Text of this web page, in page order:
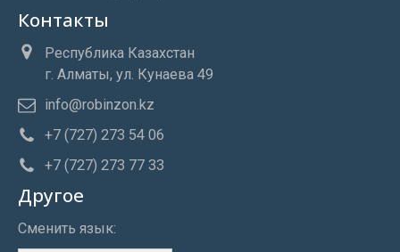
Контакты
Республика Казахстан
г. Алматы, ул. Кунаева 49
info@robinzon.kz
+7 (727) 273 54 06
+7 (727) 273 77 33
Другое
Сменить язык: